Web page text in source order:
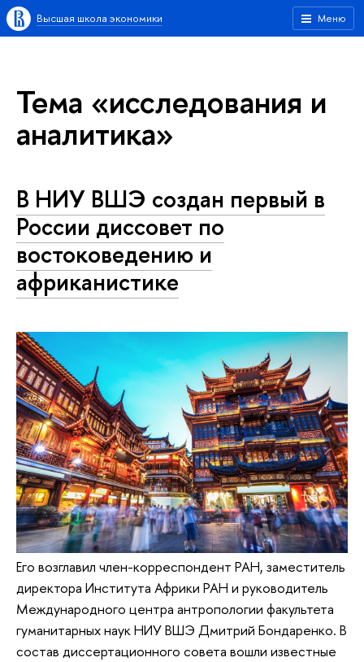
Меню
Высшая школа экономики
Тема «исследования и
аналитика»
В НИУ ВШЭ создан первый в
России диссовет по
востоковедению и
африканистике
Его возглавил член-корреспондент РАН, заместитель
директора Института Африки РАН и руководитель
Международного центра антропологии факультета
гуманитарных наук НИУ ВШЭ Дмитрий Бондаренко. В
состав диссертационного совета вошли известные